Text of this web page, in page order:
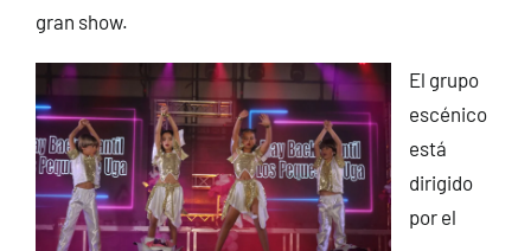
gran show.
El grupo
escénico
está
dirigido
por el